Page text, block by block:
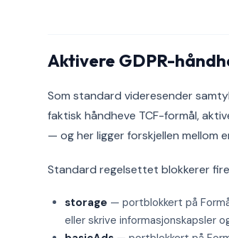
Aktivere GDPR-
Som standard videresender
faktisk håndheve TCF-formål,
— og her ligger forskjellen mellom
Standard regelsettet blokkerer
storage — portblokkert på
eller skrive informasjonskapsler